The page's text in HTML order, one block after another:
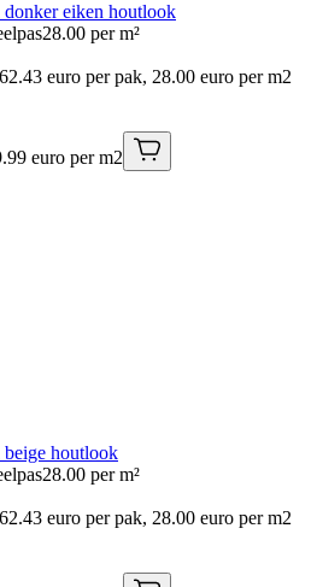
eiken houtlook
28.00 per m²
euro per pak, 28.00 euro per m2
euro per m2
houtlook
28.00 per m²
euro per pak, 28.00 euro per m2